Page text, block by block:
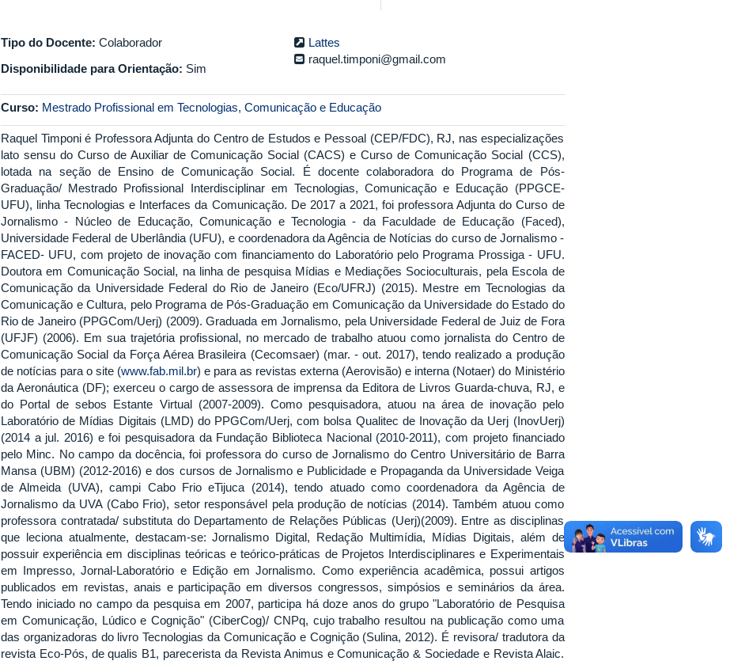
Tipo do Docente: Colaborador
Disponibilidade para Orientação: Sim
Lattes
raquel.timponi@gmail.com
Curso: Mestrado Profissional em Tecnologias, Comunicação e Educação
Raquel Timponi é Professora Adjunta do Centro de Estudos e Pessoal (CEP/FDC), RJ, nas especializações
lato sensu do Curso de Auxiliar de Comunicação Social (CACS) e Curso de Comunicação Social (CCS),
lotada na seção de Ensino de Comunicação Social. É docente colaboradora do Programa de Pós-
Graduação/ Mestrado Profissional Interdisciplinar em Tecnologias, Comunicação e Educação (PPGCE-
UFU), linha Tecnologias e Interfaces da Comunicação. De 2017 a 2021, foi professora Adjunta do Curso de
Jornalismo - Núcleo de Educação, Comunicação e Tecnologia - da Faculdade de Educação (Faced),
Universidade Federal de Uberlândia (UFU), e coordenadora da Agência de Notícias do curso de Jornalismo -
FACED- UFU, com projeto de inovação com financiamento do Laboratório pelo Programa Prossiga - UFU.
Doutora em Comunicação Social, na linha de pesquisa Mídias e Mediações Socioculturais, pela Escola de
Comunicação da Universidade Federal do Rio de Janeiro (Eco/UFRJ) (2015). Mestre em Tecnologias da
Comunicação e Cultura, pelo Programa de Pós-Graduação em Comunicação da Universidade do Estado do
Rio de Janeiro (PPGCom/Uerj) (2009). Graduada em Jornalismo, pela Universidade Federal de Juiz de Fora
(UFJF) (2006). Em sua trajetória profissional, no mercado de trabalho atuou como jornalista do Centro de
Comunicação Social da Força Aérea Brasileira (Cecomsaer) (mar. - out. 2017), tendo realizado a produção
de notícias para o site (www.fab.mil.br) e para as revistas externa (Aerovisão) e interna (Notaer) do Ministério
da Aeronáutica (DF); exerceu o cargo de assessora de imprensa da Editora de Livros Guarda-chuva, RJ, e
do Portal de sebos Estante Virtual (2007-2009). Como pesquisadora, atuou na área de inovação pelo
Laboratório de Mídias Digitais (LMD) do PPGCom/Uerj, com bolsa Qualitec de Inovação da Uerj (InovUerj)
(2014 a jul. 2016) e foi pesquisadora da Fundação Biblioteca Nacional (2010-2011), com projeto financiado
pelo Minc. No campo da docência, foi professora do curso de Jornalismo do Centro Universitário de Barra
Mansa (UBM) (2012-2016) e dos cursos de Jornalismo e Publicidade e Propaganda da Universidade Veiga
de Almeida (UVA), campi Cabo Frio eTijuca (2014), tendo atuado como coordenadora da Agência de
Jornalismo da UVA (Cabo Frio), setor responsável pela produção de notícias (2014). Também atuou como
professora contratada/ substituta do Departamento de Relações Públicas (Uerj)(2009). Entre as disciplinas
que leciona atualmente, destacam-se: Jornalismo Digital, Redação Multimídia, Mídias Digitais, além de
possuir experiência em disciplinas teóricas e teórico-práticas de Projetos Interdisciplinares e Experimentais
em Impresso, Jornal-Laboratório e Edição em Jornalismo. Como experiência acadêmica, possui artigos
publicados em revistas, anais e participação em diversos congressos, simpósios e seminários da área.
Tendo iniciado no campo da pesquisa em 2007, participa há doze anos do grupo "Laboratório de Pesquisa
em Comunicação, Lúdico e Cognição" (CiberCog)/ CNPq, cujo trabalho resultou na publicação como uma
das organizadoras do livro Tecnologias da Comunicação e Cognição (Sulina, 2012). É revisora/ tradutora da
revista Eco-Pós, de qualis B1, parecerista da Revista Animus e Comunicação & Sociedade e Revista Alaic.